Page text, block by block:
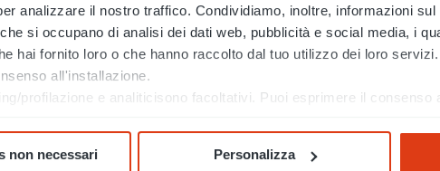
analizzare il nostro traffico. Condividiamo, inoltre, informazioni
si occupano di analisi dei dati web, pubblicità e social media, i
hai fornito loro o che hanno raccolto dal tuo utilizzo dei loro
all'installazione.
profilazione e analiticisono facoltativi. Puoi esprimere il consenso
l’installazione dei cookies facoltativi e desideri chiudere il
non necessari Personalizza